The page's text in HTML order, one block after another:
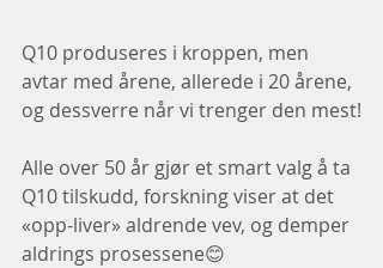
Q10 produseres i kroppen, men
avtar med årene, allerede i 20 årene,
og dessverre når vi trenger den mest!
Alle over 50 år gjør et smart valg å ta
Q10 tilskudd, forskning viser at det
«opp-liver» aldrende vev, og demper
aldrings prosessene😊